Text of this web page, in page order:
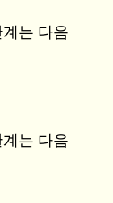
는 다음
는 다음